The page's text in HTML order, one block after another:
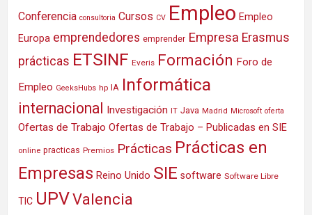
Conferencia consultoria Cursos CV Empleo Empleo
Europa emprendedores emprender Empresa Erasmus
prácticas ETSINF Everis Formación Foro de
Empleo GeeksHubs hp IA Informática
internacional Investigación IT Java Madrid Microsoft oferta
Ofertas de Trabajo Ofertas de Trabajo – Publicadas en SIE
online practicas Premios Prácticas Prácticas en
Empresas Reino Unido SIE software Software Libre
TIC UPVValencia